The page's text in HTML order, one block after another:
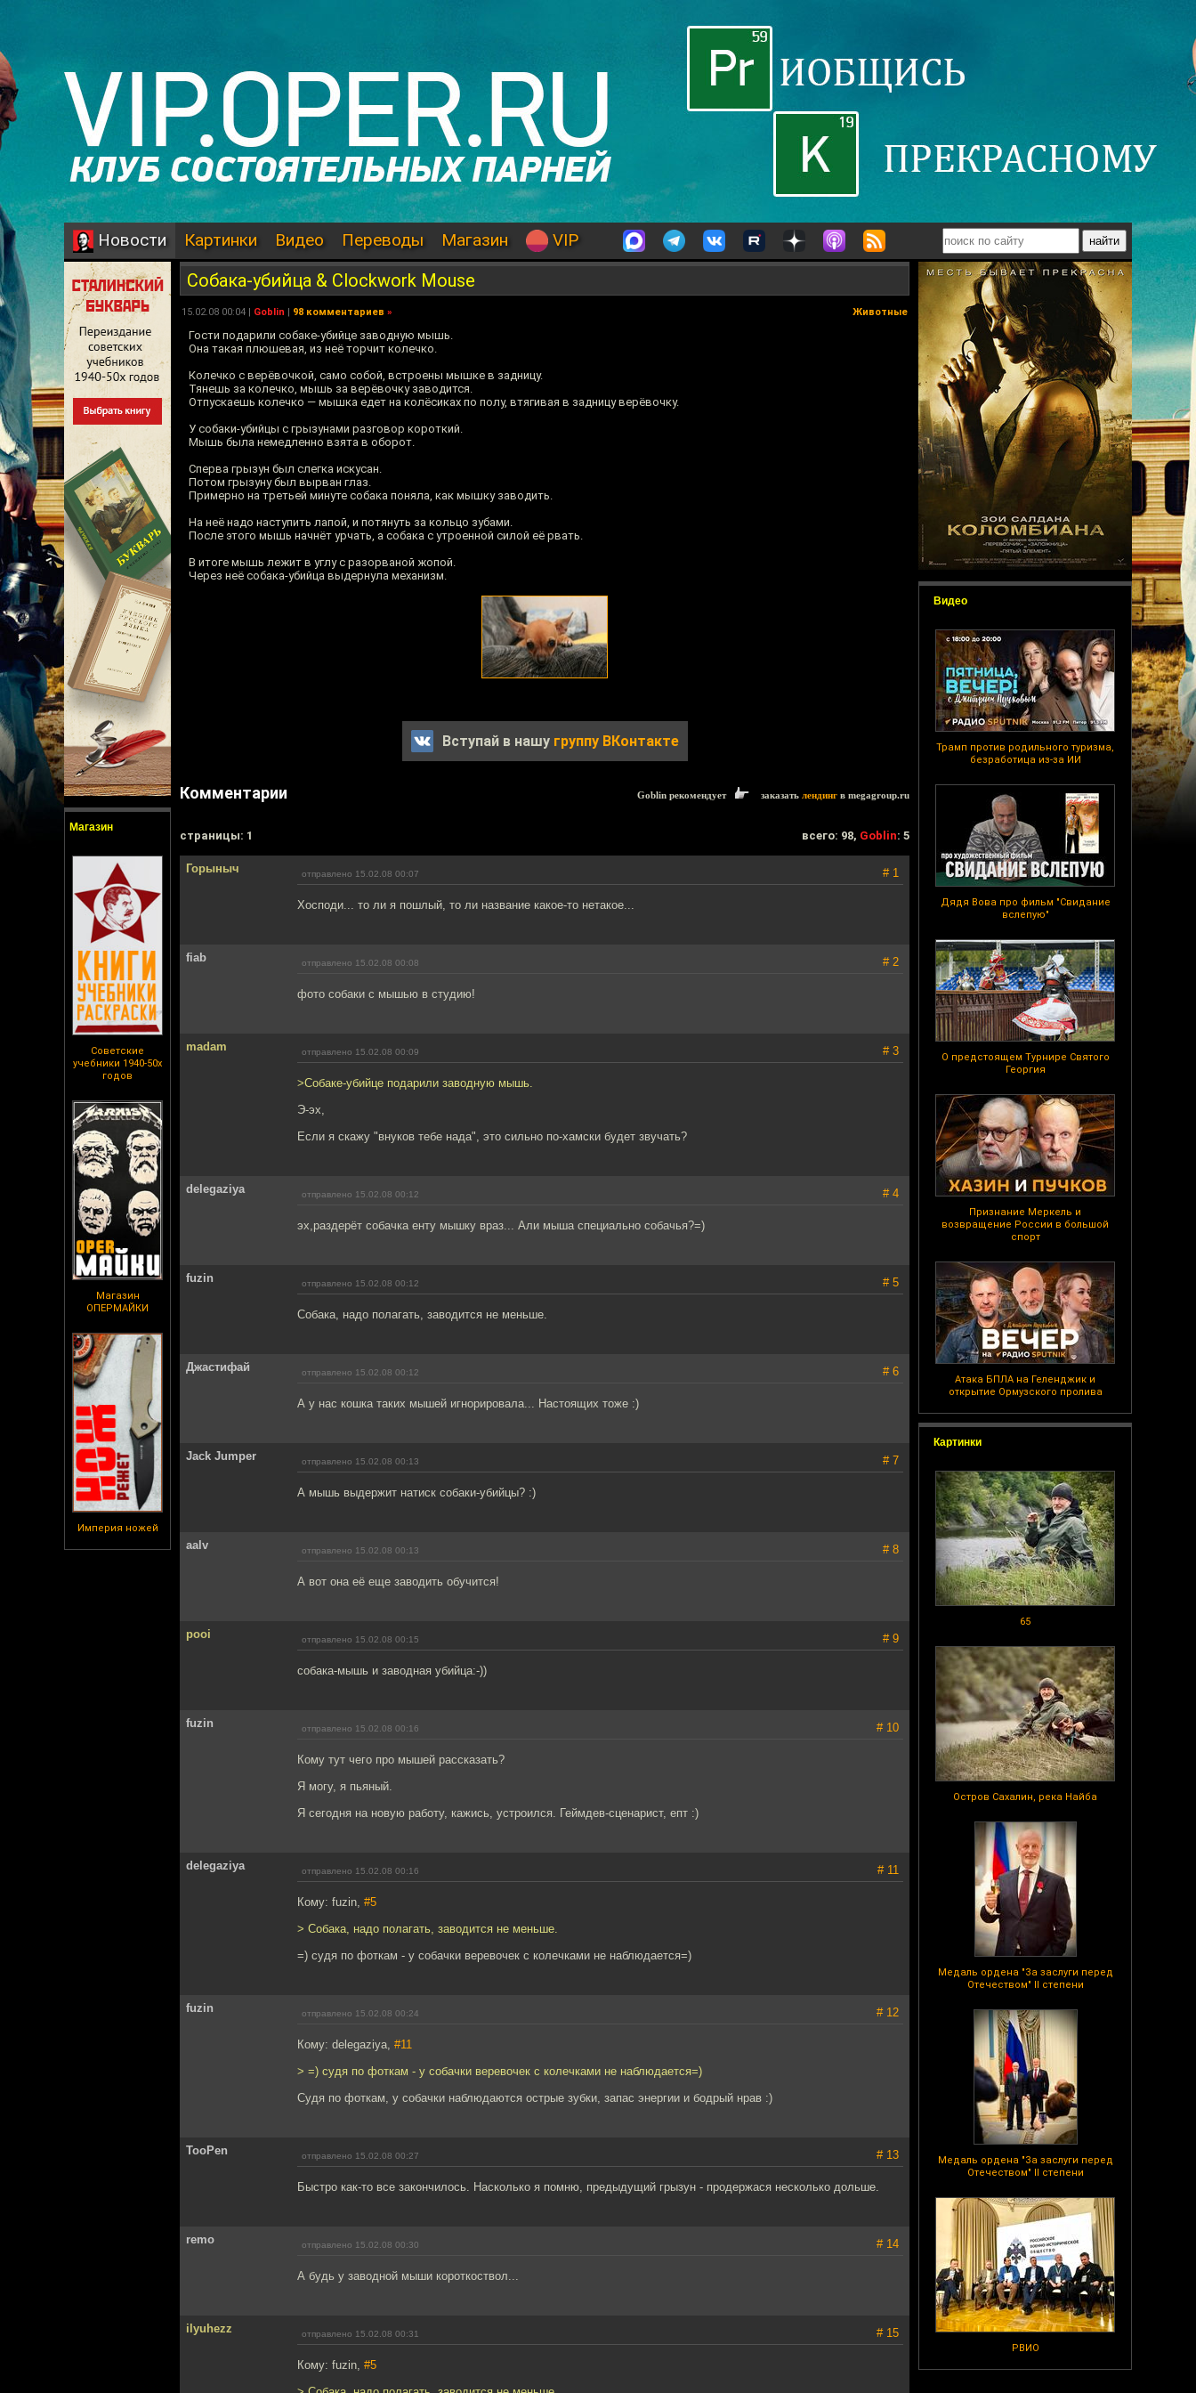
Новости Картинки Видео Переводы Магазин VIP
Магазин
Советские
учебники 1940-50х
годов
Магазин
ОПЕРМАЙКИ
Империя ножей
Видео
Трамп против родильного туризма,
безработица из-за ИИ
Дядя Вова про фильм "Свидание
вслепую"
О предстоящем Турнире Святого
Георгия
Признание Меркель и
возвращение России в большой
спорт
Атака БПЛА на Геленджик и
открытие Ормузского пролива
Картинки
65
Остров Сахалин, река Найба
Медаль ордена "За заслуги перед
Отечеством" II степени
Медаль ордена "За заслуги перед
Отечеством" II степени
РВИО
Собака-убийца & Clockwork Mouse
15.02.08 00:04 | Goblin | 98 комментариев » Животные
Гости подарили собаке-убийце заводную мышь.
Она такая плюшевая, из неё торчит колечко.
Колечко с верёвочкой, само собой, встроены мышке в задницу.
Тянешь за колечко, мышь за верёвочку заводится.
Отпускаешь колечко — мышка едет на колёсиках по полу, втягивая в задницу верёвочку.
У собаки-убийцы с грызунами разговор короткий.
Мышь была немедленно взята в оборот.
Сперва грызун был слегка искусан.
Потом грызуну был вырван глаз.
Примерно на третьей минуте собака поняла, как мышку заводить.
На неё надо наступить лапой, и потянуть за кольцо зубами.
После этого мышь начнёт урчать, а собака с утроенной силой её рвать.
В итоге мышь лежит в углу с разорваной жопой.
Через неё собака-убийца выдернула механизм.
Вступай в нашу группу ВКонтакте
Комментарии Goblin рекомендует заказать лендинг в megagroup.ru
cтраницы: 1 всего: 98, Goblin: 5
Горыныч отправлено 15.02.08 00:07 # 1
Хосподи... то ли я пошлый, то ли название какое-то нетакое...
fiab отправлено 15.02.08 00:08 # 2
фото собаки с мышью в студию!
madam отправлено 15.02.08 00:09 # 3
>Собаке-убийце подарили заводную мышь.
Э-эх,
Если я скажу "внуков тебе нада", это сильно по-хамски будет звучать?
delegaziya отправлено 15.02.08 00:12 # 4
эх,раздерёт собачка енту мышку враз... Али мыша специально собачья?=)
fuzin отправлено 15.02.08 00:12 # 5
Собака, надо полагать, заводится не меньше.
Джастифай отправлено 15.02.08 00:12 # 6
А у нас кошка таких мышей игнорировала... Настоящих тоже :)
Jack Jumper отправлено 15.02.08 00:13 # 7
А мышь выдержит натиск собаки-убийцы? :)
aalv отправлено 15.02.08 00:13 # 8
А вот она её еще заводить обучится!
pooi отправлено 15.02.08 00:15 # 9
собака-мышь и заводная убийца:-))
fuzin отправлено 15.02.08 00:16 # 10
Кому тут чего про мышей рассказать?
Я могу, я пьяный.
Я сегодня на новую работу, кажись, устроился. Геймдев-сценарист, епт :)
delegaziya отправлено 15.02.08 00:16 # 11
Кому: fuzin, #5
> Собака, надо полагать, заводится не меньше.
=) судя по фоткам - у собачки веревочек с колечками не наблюдается=)
fuzin отправлено 15.02.08 00:24 # 12
Кому: delegaziya, #11
> =) судя по фоткам - у собачки веревочек с колечками не наблюдается=)
Судя по фоткам, у собачки наблюдаются острые зубки, запас энергии и бодрый нрав :)
TooPen отправлено 15.02.08 00:27 # 13
Быстро как-то все закончилось. Насколько я помню, предыдущий грызун - продержася несколько дольше.
remo отправлено 15.02.08 00:30 # 14
А будь у заводной мыши короткоствол...
ilyuhezz отправлено 15.02.08 00:31 # 15
Кому: fuzin, #5